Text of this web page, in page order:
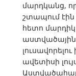
մարդկանց,
շտապում
հետո
աստվածային
ավետիսի